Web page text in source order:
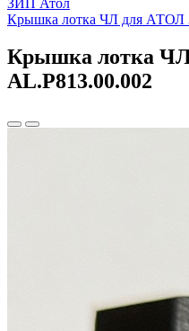
Крышка лотка ЧЛ для АТОЛ
Крышка лотка
AL.P813.00.002